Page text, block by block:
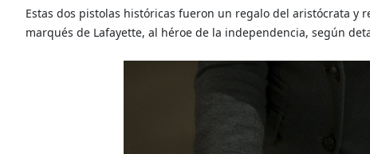
Estas dos pistolas históricas fueron un regalo del aristócrata y
marqués de Lafayette, al héroe de la independencia, según